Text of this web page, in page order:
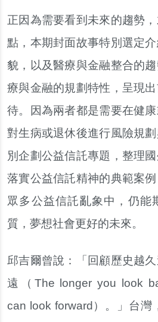
正因為需要看到未來的趨勢
點，本期封面故事特別選定
貌，以及醫療與金融整合的
療與金融的規劃特性，呈現
待。因為兩者都是需要在健
對生病或退休後進行風險規
別企劃公益信託專題，整理
落實公益信託精神的典範案
眾多公益信託亂象中，仍能
質，夢想社會更好的未來。
邱吉爾曾說：「回顧歷史越
遠（The longer you look
can look forward）。」台灣